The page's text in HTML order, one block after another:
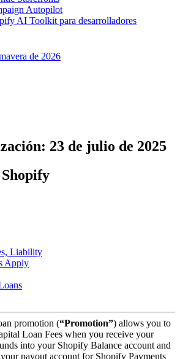
Autopilot
AI Toolkit para desarrolladores
de 2026
23 de julio de 2025
Liability
Apply
promotion (“Promotion”) allows you to
Loan Fees when you receive your
into your Shopify Balance account and
payout account for Shopify Payments